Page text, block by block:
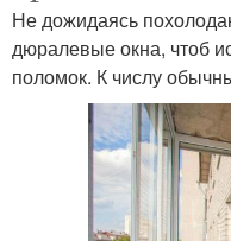
Не дожидаясь
дюралевые окна, чтоб
поломок. К числу